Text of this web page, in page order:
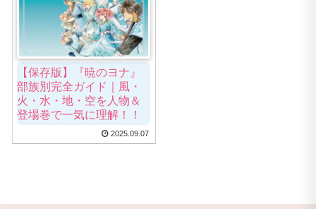
【保存版】『暁のヨナ』
部族別完全ガイド｜風・
火・水・地・空を人物＆
登場巻で一気に理解！！
2025.09.07